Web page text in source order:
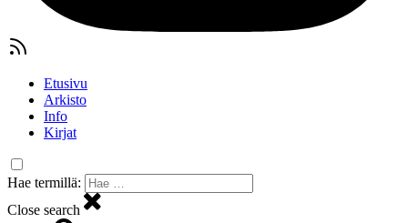
Etusivu
Arkisto
Info
Kirjat
Hae termillä:
Close search